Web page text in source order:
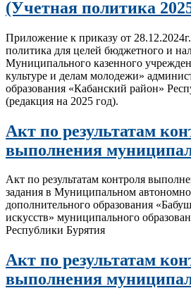
(Учетная политика
Приложение к приказу от
политика для целей бюджетного и
Муниципального казенного
культуре и делам молодежи»
образования «Кабанский район»
(редакция на 2025 год).
Акт по результатам
выполнения
Акт по результатам контроля
задания в Муниципальном
дополнительного образования
искусств» муниципального
Республики Бурятия
Акт по результатам
выполнения